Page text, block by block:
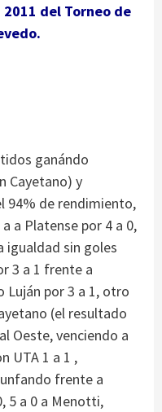
2011 del Torneo de
ganándo
Cayetano) y
94% de rendimiento,
a Platense por 4 a 0,
igualdad sin goles
3 a 1 frente a
por 3 a 1, otro
(el resultado
Oeste, venciendo a
UTA 1 a 1 ,
frente a
5 a 0 a Menotti,